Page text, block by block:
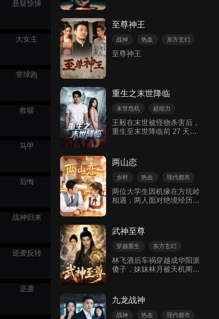
悬疑惊悚
大女主
带球跑
救赎
马甲
后悔
战神归来
逆袭反转
逆袭
如何登上至尊，夺回龙脉。
至尊神王
战神 热血 东方玄幻
至尊神王
重生之末世降临
末世危机
超能力
复仇
逆袭 热血
王毅在末世被怪物杀害后，
重生至末世降临前 27 天。
仇，再通过黑市购置武器、
变卖财物积累资源。血雾与
魔物之门提前降临，王毅在
来强者白冰儿，改造制冰厂
为末世堡垒。他不断斩杀怪
物，从普通人成长为六阶能
力者，最终击退百万魔物，
获得空间之门，与白冰儿共
两山恋
乡村 热血 现代都市
两位大学生因机缘在方坑岭
相遇，两人面对绝境经历生
敢挑战病魔，牺牲自我，将
青春奉献给新农村建设，带
领村民走共同富裕道路，以
青山就是金山银山的和美乡
村共同富裕之路。
武神至尊
穿越重生
东方玄幻
逆袭
复仇 热血
林飞酒后车祸穿越成华阳派
傻子，妹妹林月被天机阁抓
赛，击败唐章、苏慕白，却
遭追杀。逃往帝都结识小皇
子，夺得英才大赛冠军，进
九龙战神
战神 热血 现代都市